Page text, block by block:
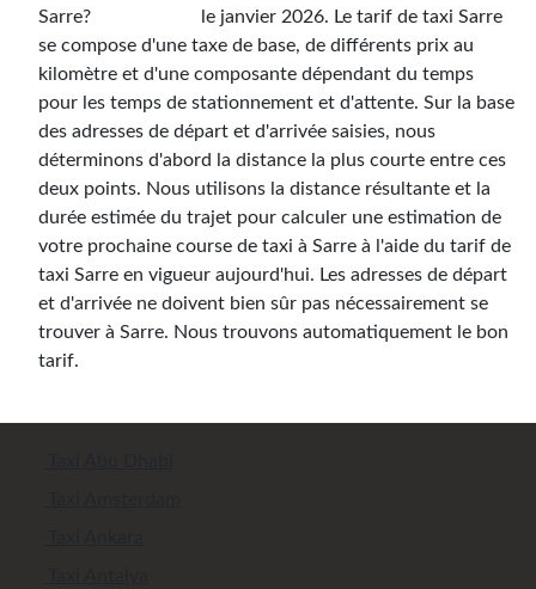
le janvier 2026. Le tarif de taxi Sarre
se compose d'une taxe de base, de différents prix au
kilomètre et d'une composante dépendant du temps
pour les temps de stationnement et d'attente. Sur la base
des adresses de départ et d'arrivée saisies, nous
déterminons d'abord la distance la plus courte entre ces
deux points. Nous utilisons la distance résultante et la
durée estimée du trajet pour calculer une estimation de
votre prochaine course de taxi à Sarre à l'aide du tarif de
taxi Sarre en vigueur aujourd'hui. Les adresses de départ
et d'arrivée ne doivent bien sûr pas nécessairement se
trouver à Sarre. Nous trouvons automatiquement le bon
tarif.